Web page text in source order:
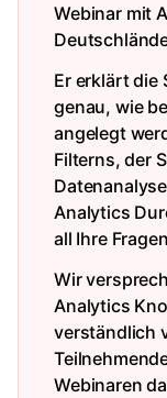
Webinar mit
Er erklärt die
genau, wie
angelegt
Filterns, der
Analytics
all Ihre
Wir
Analytics
verständlich
Webinaren